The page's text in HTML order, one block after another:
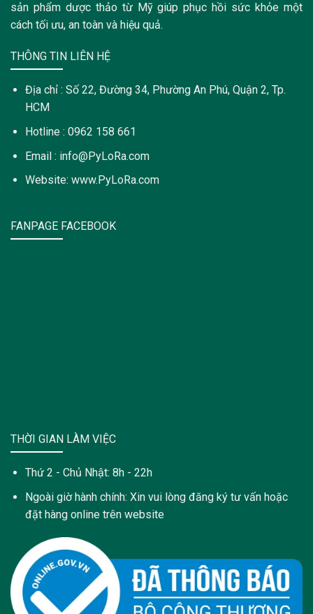
sản phẩm dược thảo từ Mỹ giúp phục hồi sức khỏe một
cách tối ưu, an toàn và hiệu quả.
THÔNG TIN LIÊN HỆ
Địa chỉ : Số 22, Đường 34, Phường An Phú, Quận 2, Tp.
HCM
Hotline : 0962 158 661
Email : info@PyLoRa.com
Website: www.PyLoRa.com
FANPAGE FACEBOOK
THỜI GIAN LÀM VIỆC
Thứ 2 - Chủ Nhật: 8h - 22h
Ngoài giờ hành chính: Xin vui lòng đăng ký tư vấn hoặc
đặt hàng online trên website